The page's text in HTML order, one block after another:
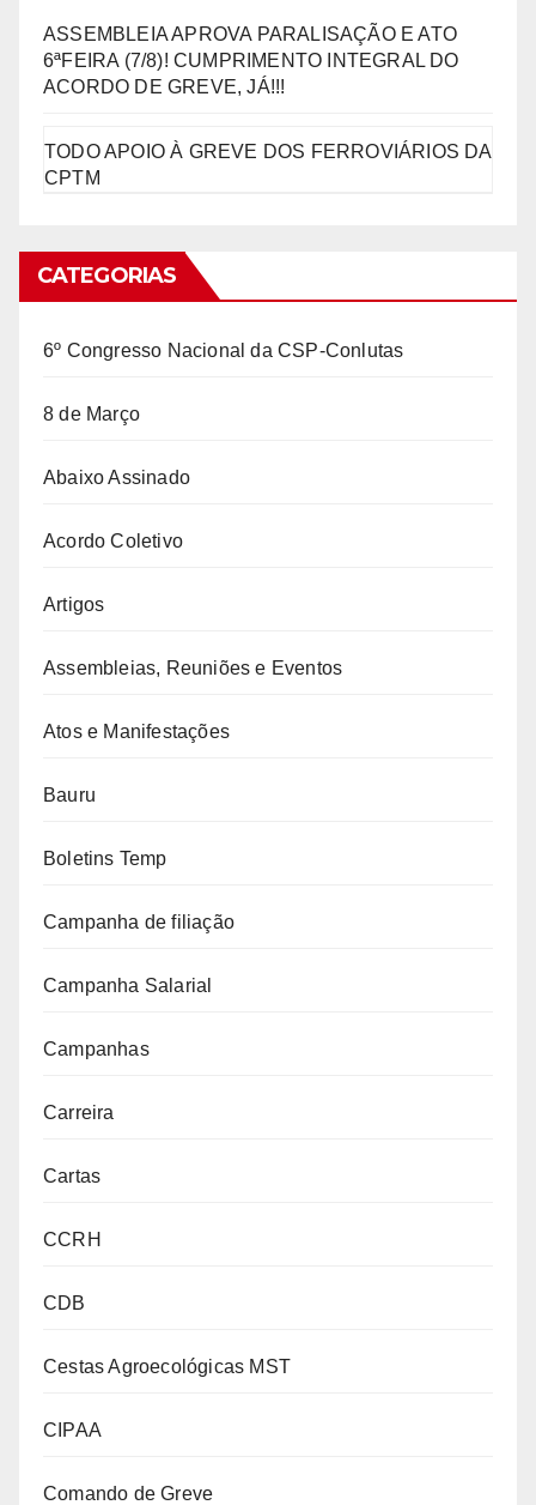
ASSEMBLEIA APROVA PARALISAÇÃO E ATO
6ªFEIRA (7/8)! CUMPRIMENTO INTEGRAL DO
ACORDO DE GREVE, JÁ!!!
TODO APOIO À GREVE DOS FERROVIÁRIOS DA
CPTM
CATEGORIAS
6º Congresso Nacional da CSP-Conlutas
8 de Março
Abaixo Assinado
Acordo Coletivo
Artigos
Assembleias, Reuniões e Eventos
Atos e Manifestações
Bauru
Boletins Temp
Campanha de filiação
Campanha Salarial
Campanhas
Carreira
Cartas
CCRH
CDB
Cestas Agroecológicas MST
CIPAA
Comando de Greve